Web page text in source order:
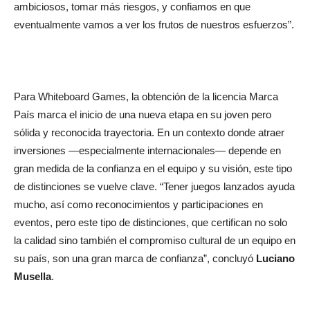
ambiciosos, tomar más riesgos, y confiamos en que
eventualmente vamos a ver los frutos de nuestros esfuerzos”.
Para Whiteboard Games, la obtención de la licencia Marca
País marca el inicio de una nueva etapa en su joven pero
sólida y reconocida trayectoria. En un contexto donde atraer
inversiones —especialmente internacionales— depende en
gran medida de la confianza en el equipo y su visión, este tipo
de distinciones se vuelve clave. “Tener juegos lanzados ayuda
mucho, así como reconocimientos y participaciones en
eventos, pero este tipo de distinciones, que certifican no solo
la calidad sino también el compromiso cultural de un equipo en
su país, son una gran marca de confianza”, concluyó Luciano
Musella.